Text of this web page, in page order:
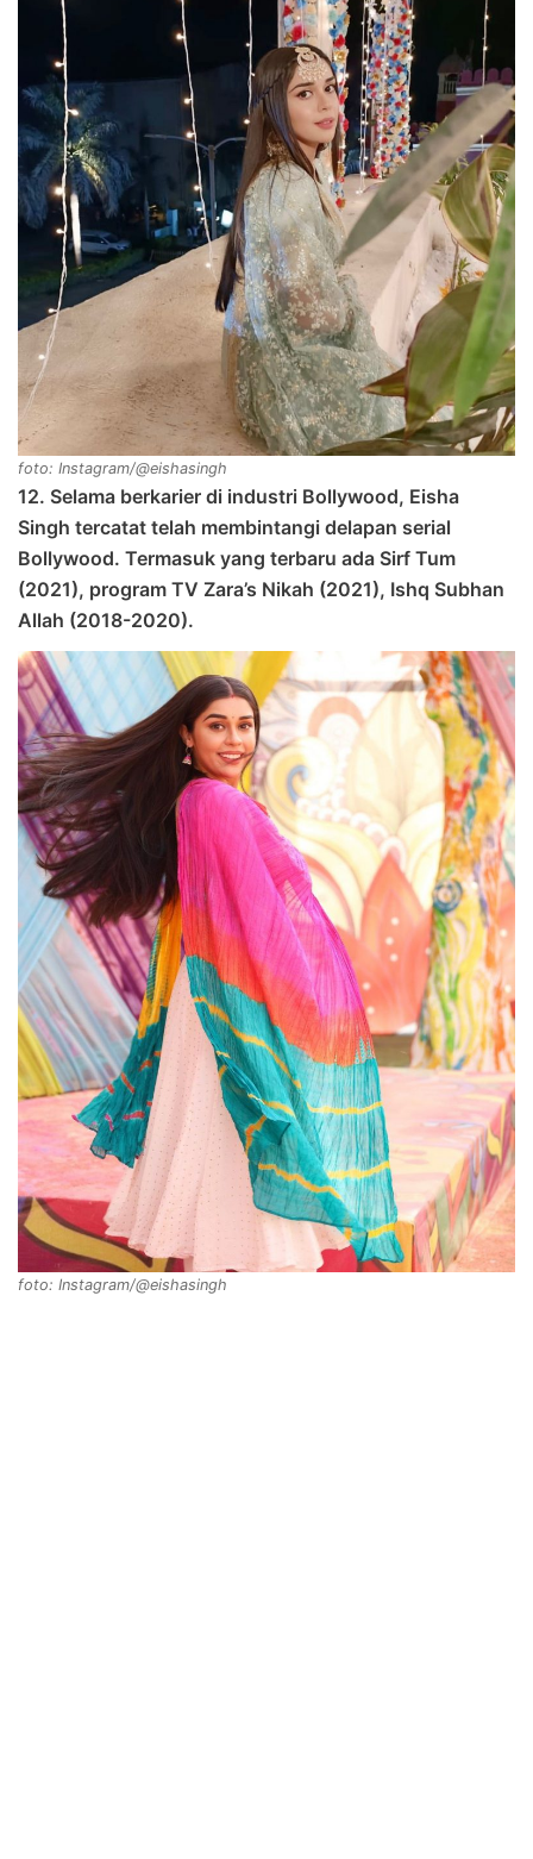
foto: Instagram/@eishasingh
12. Selama berkarier di industri Bollywood, Eisha
Singh tercatat telah membintangi delapan serial
Bollywood. Termasuk yang terbaru ada Sirf Tum
(2021), program TV Zara’s Nikah (2021), Ishq Subhan
Allah (2018-2020).
foto: Instagram/@eishasingh